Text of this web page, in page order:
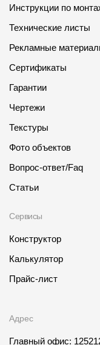
Инструкции по
Технические листы
Рекламные
Сертификаты
Гарантии
Чертежи
Текстуры
Фото объектов
Вопрос-ответ/Faq
Статьи
Сервисы
Конструктор
Калькулятор
Прайс-лист
Адрес
Главный офис: